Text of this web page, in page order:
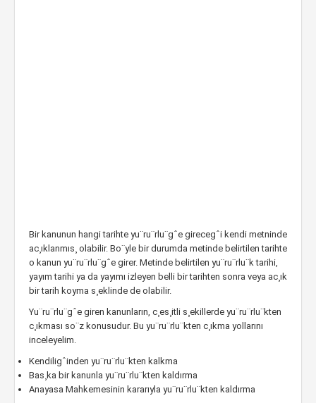
Bir kanunun hangi tarihte yu¨ru¨rlu¨gˆe girecegˆi kendi metninde
ac¸ıklanmıs¸ olabilir. Bo¨yle bir durumda metinde belirtilen tarihte
o kanun yu¨ru¨rlu¨gˆe girer. Metinde belirtilen yu¨ru¨rlu¨k tarihi,
yayım tarihi ya da yayımı izleyen belli bir tarihten sonra veya ac¸ık
bir tarih koyma s¸eklinde de olabilir.
Yu¨ru¨rlu¨gˆe giren kanunların, c¸es¸itli s¸ekillerde yu¨ru¨rlu¨kten
c¸ıkması so¨z konusudur. Bu yu¨ru¨rlu¨kten c¸ıkma yollarını
inceleyelim.
Kendiligˆinden yu¨ru¨rlu¨kten kalkma
Bas¸ka bir kanunla yu¨ru¨rlu¨kten kaldırma
Anayasa Mahkemesinin kararıyla yu¨ru¨rlu¨kten kaldırma